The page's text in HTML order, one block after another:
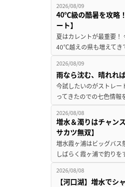
2026/08/09
40℃級の酷暑を攻略
ート】
夏はカレントが最重要
40℃越えの県も増えてき
2026/08/09
雨なら沈む、晴れれ
今試したいのがストレ
ってきたのでの七色情
2026/08/08
増水＆濁りはチャン
サカツ無双】
増水霞ヶ浦はビッグバ
しばらく霞ヶ浦で釣り
2026/08/08
【河口湖】増水でシ